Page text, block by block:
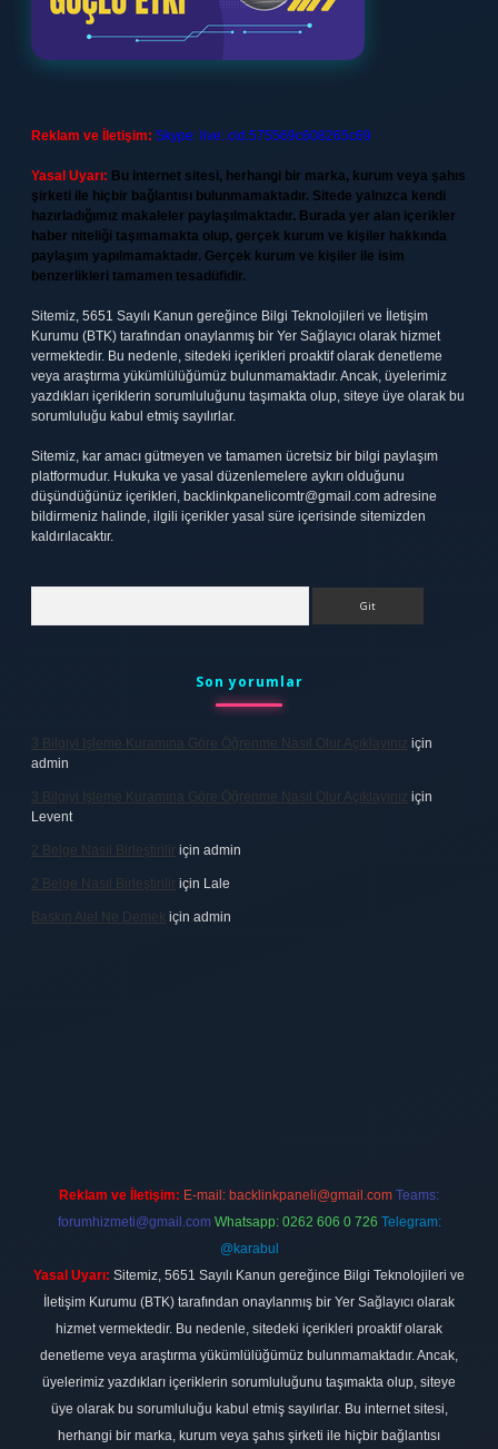
Reklam ve İletişim: Skype: live:.cid.575569c608265c69
Yasal Uyarı: Bu internet sitesi, herhangi bir marka, kurum veya şahıs
şirketi ile hiçbir bağlantısı bulunmamaktadır. Sitede yalnızca kendi
hazırladığımız makaleler paylaşılmaktadır. Burada yer alan içerikler
haber niteliği taşımamakta olup, gerçek kurum ve kişiler hakkında
paylaşım yapılmamaktadır. Gerçek kurum ve kişiler ile isim
benzerlikleri tamamen tesadüfidir.
Sitemiz, 5651 Sayılı Kanun gereğince Bilgi Teknolojileri ve İletişim
Kurumu (BTK) tarafından onaylanmış bir Yer Sağlayıcı olarak hizmet
vermektedir. Bu nedenle, sitedeki içerikleri proaktif olarak denetleme
veya araştırma yükümlülüğümüz bulunmamaktadır. Ancak, üyelerimiz
yazdıkları içeriklerin sorumluluğunu taşımakta olup, siteye üye olarak bu
sorumluluğu kabul etmiş sayılırlar.
Sitemiz, kar amacı gütmeyen ve tamamen ücretsiz bir bilgi paylaşım
platformudur. Hukuka ve yasal düzenlemelere aykırı olduğunu
düşündüğünüz içerikleri, backlinkpanelicomtr@gmail.com adresine
bildirmeniz halinde, ilgili içerikler yasal süre içerisinde sitemizden
kaldırılacaktır.
Son yorumlar
3 Bilgiyi Işleme Kuramına Göre Öğrenme Nasıl Olur Açıklayınız için
admin
3 Bilgiyi Işleme Kuramına Göre Öğrenme Nasıl Olur Açıklayınız için
Levent
2 Belge Nasıl Birleştirilir için admin
2 Belge Nasıl Birleştirilir için Lale
Baskın Alel Ne Demek için admin
Reklam ve İletişim: E-mail: backlinkpaneli@gmail.com Teams:
forumhizmeti@gmail.com Whatsapp: 0262 606 0 726 Telegram:
@karabul
Yasal Uyarı: Sitemiz, 5651 Sayılı Kanun gereğince Bilgi Teknolojileri ve
İletişim Kurumu (BTK) tarafından onaylanmış bir Yer Sağlayıcı olarak
hizmet vermektedir. Bu nedenle, sitedeki içerikleri proaktif olarak
denetleme veya araştırma yükümlülüğümüz bulunmamaktadır. Ancak,
üyelerimiz yazdıkları içeriklerin sorumluluğunu taşımakta olup, siteye
üye olarak bu sorumluluğu kabul etmiş sayılırlar. Bu internet sitesi,
herhangi bir marka, kurum veya şahıs şirketi ile hiçbir bağlantısı